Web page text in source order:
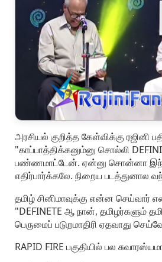
அரசியல் குறித்த கேள்விக்கு ரஜினி
"காப்பாத்திக்கனும்னு சொல்லி
பண்ணமாட்டேன். ஏன்னு சொன்னா
எதிர்பார்க்கலே. நிறைய படத்துனால
தமிழ் சினிமாவுக்கு என்ன செய்வார்
"DEFINETE ஆ நான், தமிழர்களும்
பெருமைப் படுறமாதிரி ஏதவாது
RAPID FIRE பகுதியில் பல